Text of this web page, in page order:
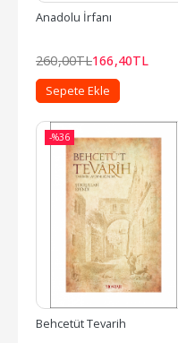
Anadolu İrfanı
260,00TL166,40TL
Sepete Ekle
-%36
Behcetüt Tevarih